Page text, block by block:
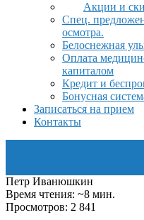
Акции и
Спец.
осмотра.
Белоснежная
Оплата
капиталом
Кредит и
Бонусная
Записаться на прием
Контакты
Петр Иванюшкин
Время чтения: ~8 мин.
Просмотров: 2 841